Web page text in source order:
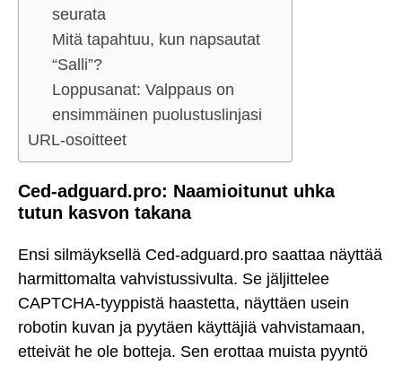
seurata
Mitä tapahtuu, kun napsautat
“Salli”?
Loppusanat: Valppaus on
ensimmäinen puolustuslinjasi
URL-osoitteet
Ced-adguard.pro: Naamioitunut uhka
tutun kasvon takana
Ensi silmäyksellä Ced-adguard.pro saattaa näyttää
harmittomalta vahvistussivulta. Se jäljittelee
CAPTCHA-tyyppistä haastetta, näyttäen usein
robotin kuvan ja pyytäen käyttäjiä vahvistamaan,
etteivät he ole botteja. Sen erottaa muista pyyntö